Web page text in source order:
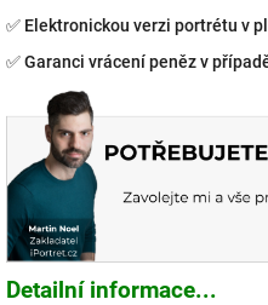
✅ Elektronickou verzi portrétu v
✅Garanci vrácení peněz v
Detailní informace...